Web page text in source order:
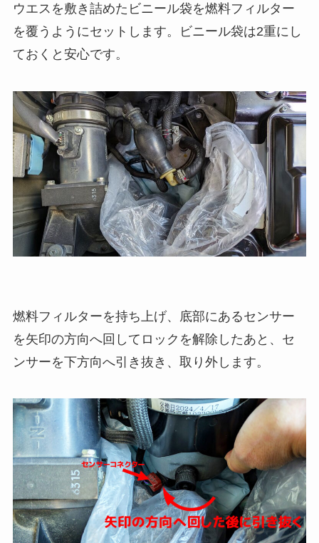
ウエスを敷き詰めたビニール袋を燃料フィルター
を覆うようにセットします。ビニール袋は2重にし
ておくと安心です。
燃料フィルターを持ち上げ、底部にあるセンサー
を矢印の方向へ回してロックを解除したあと、セ
ンサーを下方向へ引き抜き、取り外します。